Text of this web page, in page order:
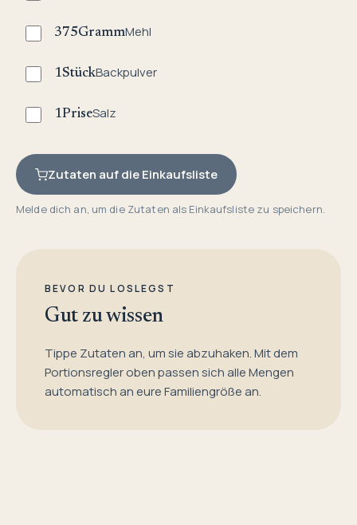
375GrammMehl
1StückBackpulver
1PriseSalz
Zutaten auf die Einkaufsliste
Melde dich an, um die Zutaten als Einkaufsliste zu speichern.
BEVOR DU LOSLEGST
Gut zu wissen
Tippe Zutaten an, um sie abzuhaken. Mit dem
Portionsregler oben passen sich alle Mengen
automatisch an eure Familiengröße an.